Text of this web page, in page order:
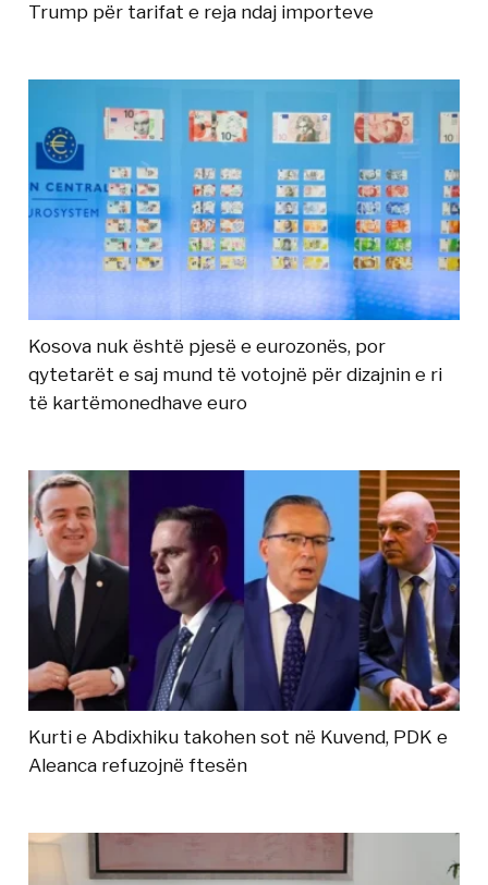
Trump për tarifat e reja ndaj importeve
Kosova nuk është pjesë e eurozonës, por
qytetarët e saj mund të votojnë për dizajnin e ri
të kartëmonedhave euro
Kurti e Abdixhiku takohen sot në Kuvend, PDK e
Aleanca refuzojnë ftesën